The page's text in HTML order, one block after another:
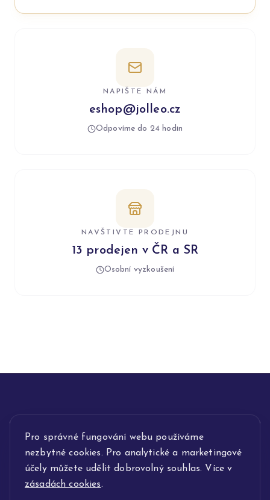
Pro správné fungování webu používáme
nezbytné cookies. Pro analytické a marketingové
účely můžete udělit dobrovolný souhlas. Více v
zásadách cookies.
NAPIŠTE NÁM
eshop@jolleo.cz
Odpovíme do 24 hodin
NAVŠTIVTE PRODEJNU
13 prodejen v ČR a SR
Osobní vyzkoušení
INFORMACE
POPIS SLUŽEB